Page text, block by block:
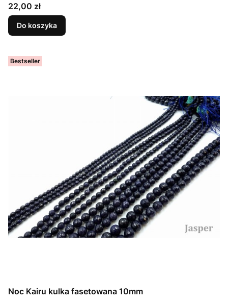
Cena
22,00 zł
Do koszyka
Bestseller
Noc Kairu kulka fasetowana 10mm